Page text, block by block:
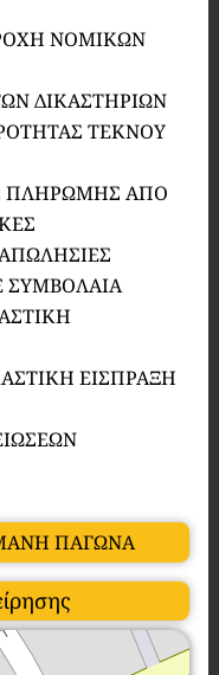
ΝΟΜΙΚΩΝ
ΔΙΚΑΣΤΗΡΙΩΝ
ΤΕΚΝΟΥ
ΠΛΗΡΩΜΗΣ ΑΠΟ
ΣΥΜΒΟΛΑΙΑ
ΕΙΣΠΡΑΞΗ
ΠΑΓΩΝΑ